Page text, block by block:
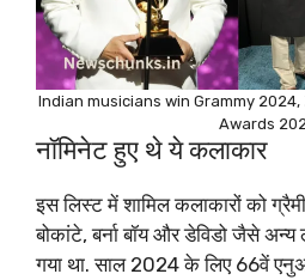
Indian musicians win Grammy
Awards
नॉमिनेट हुए थे ये कलाकार
इस लिस्ट में शामिल कलाकारों को
बोकांटे, बर्ना बॉय और डेविडो जैसे
गया था. साल 2024 के लिए 66वें